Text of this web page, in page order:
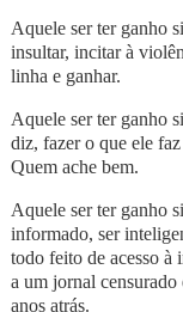
Aquele ser ter ganho
insultar, incitar à
linha e ganhar.
Aquele ser ter ganho
diz, fazer o que ele
Quem ache bem.
Aquele ser ter ganho
informado, ser
todo feito de acesso à
a um jornal censurado
anos atrás.